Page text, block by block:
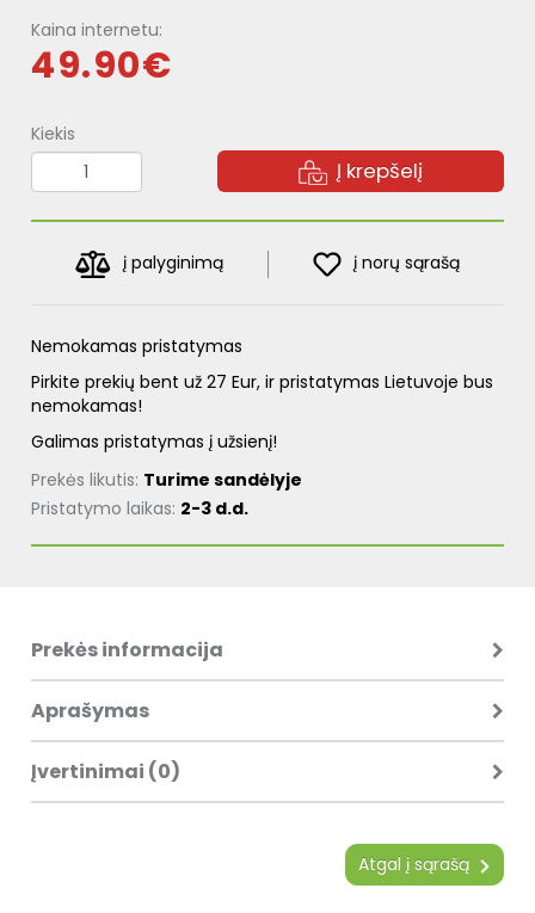
Kaina internetu:
49.90€
Kiekis
Į krepšelį
į palyginimą į norų sąrašą
Nemokamas pristatymas
Pirkite prekių bent už 27 Eur, ir pristatymas Lietuvoje bus
nemokamas!
Galimas pristatymas į užsienį!
Prekės likutis: Turime sandėlyje
Pristatymo laikas: 2-3 d.d.
Prekės informacija
Aprašymas
Įvertinimai (0)
Atgal į sąrašą